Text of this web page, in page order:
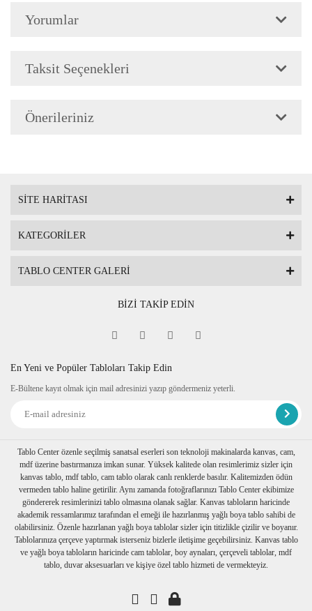
Çerçeveli Tablolarınız
Yorumlar
Taksit Seçenekleri
Önerileriniz
SİTE HARİTASI
KATEGORİLER
TABLO CENTER GALERİ
BİZİ TAKİP EDİN
En Yeni ve Popüler Tabloları Takip Edin
E-Bültene kayıt olmak için mail adresinizi yazıp göndermeniz yeterli.
Tablo Center özenle seçilmiş sanatsal eserleri son teknoloji makinalarda kanvas, cam,
mdf üzerine bastırmanıza imkan sunar. Yüksek kalitede olan resimlerimiz sizler için
kanvas tablo, mdf tablo, cam tablo olarak canlı renklerde basılır. Kalitemizden ödün
vermeden tablo haline getirilir. Aynı zamanda fotoğraflarınızı Tablo Center ekibimize
göndererek resimlerinizi tablo olmasına olanak sağlar. Kanvas tabloların haricinde
akademik ressamlarımız tarafından el emeği ile hazırlanmış yağlı boya tablo sahibi de
olabilirsiniz. Özenle hazırlanan yağlı boya tablolar sizler için titizlikle çizilir ve boyanır.
Tablolarınıza çerçeve yaptırmak isterseniz bizlerle iletişime geçebilirsiniz. Kanvas tablo
ve yağlı boya tabloların haricinde cam tablolar, boy aynaları, çerçeveli tablolar, mdf
tablo, duvar aksesuarları ve kişiye özel tablo hizmeti de vermekteyiz.